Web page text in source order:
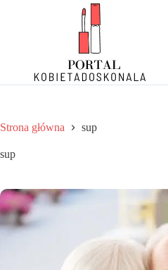
Strona główna sup
sup